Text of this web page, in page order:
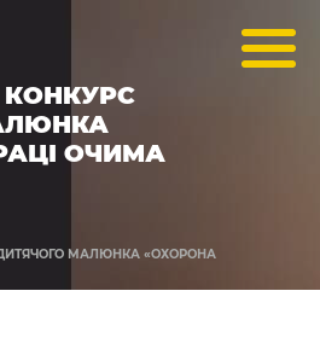
ОЧИМА
МАЛЮНКА «ОХОРОНА